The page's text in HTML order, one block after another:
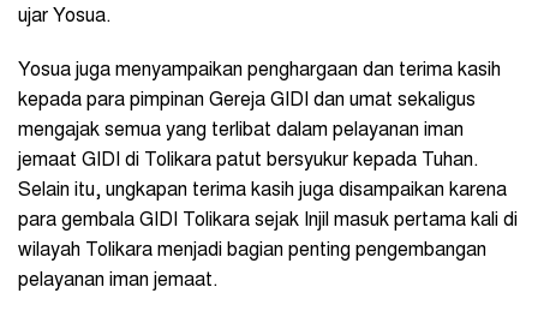
ujar Yosua.
Yosua juga menyampaikan penghargaan dan terima kasih
kepada para pimpinan Gereja GIDI dan umat sekaligus
mengajak semua yang terlibat dalam pelayanan iman
jemaat GIDI di Tolikara patut bersyukur kepada Tuhan.
Selain itu, ungkapan terima kasih juga disampaikan karena
para gembala GIDI Tolikara sejak Injil masuk pertama kali di
wilayah Tolikara menjadi bagian penting pengembangan
pelayanan iman jemaat.